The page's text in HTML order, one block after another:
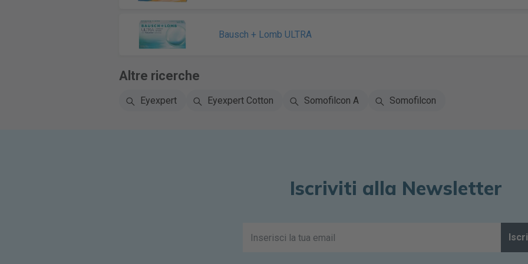
Bausch + Lomb ULTRA
Altre ricerche
Eyexpert Eyexpert Cotton Somofilcon A Somofilcon
Iscriviti alla Newsletter